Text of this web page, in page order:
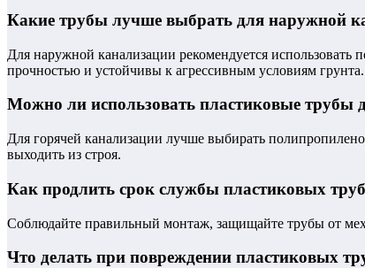
Какие трубы лучше выбрать для наружной
Для наружной канализации рекомендуется
прочностью и устойчивы к агрессивным условиям грунта.
Можно ли использовать пластиковые трубы
Для горячей канализации лучше выбирать
выходить из строя.
Как продлить срок службы пластиковых
Соблюдайте правильный монтаж, защищайте трубы от
Что делать при повреждении пластиковых